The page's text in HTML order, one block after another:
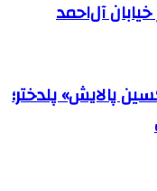
آل‌احمد
پالایش» پلدختر؛